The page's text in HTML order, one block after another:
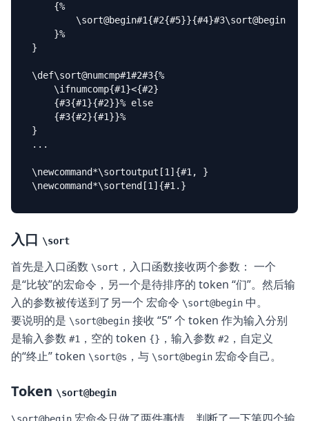
    {%
        \sort@begin#1{#2{#5}}{#4}#3\sort@begin
    }%
}
\def\sort@numcmp#1#2#3{%
    \ifnumcomp{#1}<{#2}
    {#3{#1}{#2}}% else
    {#3{#2}{#1}}%
}
...
\newcommand*\sortoutput[1]{#1, }
入口 \sort
首先是入口函数 \sort ，入口函数接收两个参数： 一个
是“比较”的宏命令，另一个是待排序的 token “们”。然后输
入的参数被传送到了另一个 宏命令 \sort@begin 中。
要说明的是 \sort@begin 接收 “5” 个 token 作为输入分别
是输入参数 #1 ，空的 token {} ，输入参数 #2 ，自定义
的“终止” token \sort@s ，与 \sort@begin 宏命令自己。
Token \sort@begin